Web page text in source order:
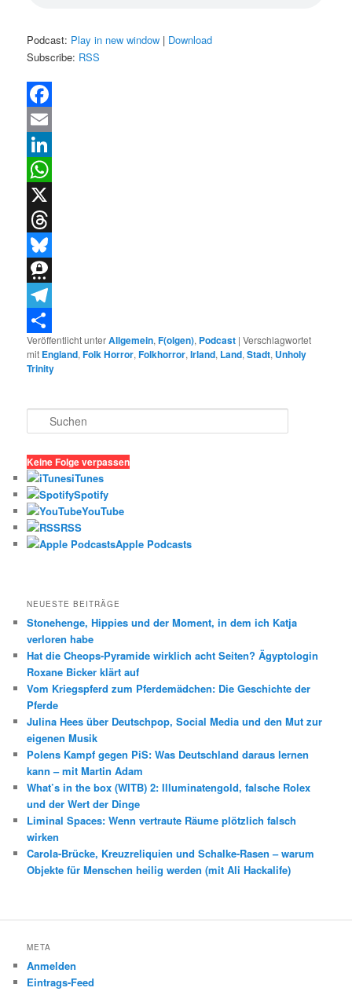
Podcast: Play in new window | Download
Subscribe: RSS
Facebook
Email
LinkedIn
WhatsApp
X
Threads
Bluesky
Threema
Telegram
Teilen
Veröffentlicht unterAllgemein,F(olgen), Podcast |Verschlagwortet
mit England,Folk Horror,Folkhorror,Irland, Land,Stadt, Unholy
Trinity
u
h
e
n
Keine Folge verpassen
iTunes
Spotify
YouTube
RSS
Apple Podcasts
NEUESTE BEITRÄGE
Stonehenge, Hippies und der Moment, in dem ich Katja
verloren habe
Hat die Cheops-Pyramide wirklich acht Seiten? Ägyptologin
Roxane Bicker klärt auf
Vom Kriegspferd zum Pferdemädchen: Die Geschichte der
Pferde
Julina Hees über Deutschpop, Social Media und den Mut zur
eigenen Musik
Polens Kampf gegen PiS: Was Deutschland daraus lernen
kann – mit Martin Adam
What’s in the box (WITB) 2: Illuminatengold, falsche Rolex
und der Wert der Dinge
Liminal Spaces: Wenn vertraute Räume plötzlich falsch
wirken
Carola-Brücke, Kreuzreliquien und Schalke-Rasen – warum
Objekte für Menschen heilig werden (mit Ali Hackalife)
META
Anmelden
Eintrags-Feed